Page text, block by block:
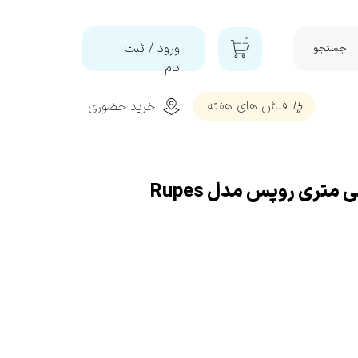
ورود / ثبت
نام
کاربری من
سفارشات
۰
جستجو
فلش‌ های هفته خرید حضوری
پد پولیش زبر 50 میلی متری روپس مدل Rupes